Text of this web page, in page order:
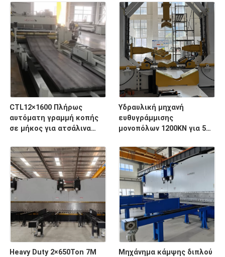
Μέγιστη Διάμετρος
2500mm
14m διάμετρος 1,9m
χάλυβα πόλος
CTL12×1600 Πλήρως
αυτόματη γραμμή κοπής
σε μήκος για ατσάλινα
1600 mm με χωρητικότητα
30 τόνων
Υδραυλική μηχανή
ευθυγράμμισης
μονοπόλων 1200KN για 5G
Heavy Duty 2×650Ton 7M
Μηχάνημα κάμψης διπλού